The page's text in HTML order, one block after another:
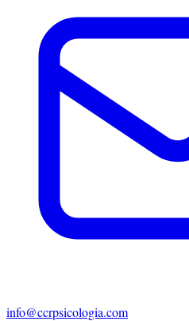
info@ccrpsicologia.com